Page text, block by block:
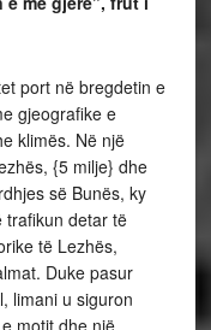
Kjo dhe për shkak të përdorimit të limanit të Kënallës, {tashmë lagunë}, sepse është shkëputur nga deti nga mbushjet me rërë. Në vitin 1688, emri Shëngjin vendoset dhe në hartat detare. Pamvarësisht nga pushtimi osman, përsëri shohim ndikimin venedikas në këtë liman, kështu në vitin 1720, Konsulli venecian Anton Duoda njoftonte, “askush nuk guxon të shkojë më në Berberi, {Tripoli}, se u shpall urdhëri që në brigjet e Tivarit, Valdanosit e Shëngjinit të Medues si dhe në grykën e Bunës, askush të mos guxojë të trazojë shtetasit venedikas, sepse i shkon koka…Ndërkaq tregu i brendshëm vazhdonte të ishte i ndarë në disa pjesë ndërkrahinore, si tregu i Shkodrës, Ulqinit, Tivarit, Lezhës, Obotit, ky asnjëri nuk gëzonte peshën specifike në raport me të tjerët. Rol parësor kishte Shkodra e lidhur ngushtë me Ulqinin, me një popullsi respektive, 40 mijë e 8 mijë banorë. Të dyja plotësonin njëra-tjetrën, pamvarësisht avantazheve dhe mangësive respektive. Gjithsesi përballë konkurrencës së tregëtisë evropiane fillojnë organizimet e ndërmarrjeve dhe shoqërive tregëtare. Kështu Lezha në gjysmën e dytë të shek.XIX, {viti 1830-1840}, kishte 110 dyqane. Kjo dhe për shkak të lidhjeve natyrore, lumi Buna me detin Adriatik e më gjere Shëngjin, Lezhë, Shkodër, me lidhje të dyfishta, tokësore e detaro-lumore, ku më e rëndësishme ishte Shkodra. Kjo qëndër e rëndësishme ekonomike e vendosur në mesin e një fushe, kishte në vartësi dhe tre skela të tjera të vogla si, Tivarin, Ulqinin dhe Shëngjinin. Mallrat ishin të ndryshme, psh. kripa, blihej në sasira të mëdha në kriporet e Kavajës, Vlorës e Santa Maura, dhe më pas transportohej me barka ulqinake në molet e Ulqinit, Tivarit e Shëngjinit, nga këtej me mjete të ndryshme e karvane në viset e tjera të Vilajetit të Shkodrës. Ndërkohë malësitë e rrethit të Lezhës e Mirditës, të mbuluara me pyje të dendura kishin sasi të mëdha druri ngjyrosës,{Skotane}, i cili eksportohej me anije franceze për në Marsejë e Ryan, nga moli i Shëngjinit, shkruan udhëtari Hecquard. Të tre molet, Ulqin, Tivar dhe Shëngjin kishin lidhje me portet mesdhetare gjatë shek.XIX-të. Natyrisht rol kryesor kishte limani i Ulqinit. Kështu në vitin 1818, Ulqini kishte 300 barka dhe 400 mjete lundruese, Shëngjini kishte shumë pak. Qendra kryesore ku strehohej kjo flotë ishte Valdanozi,{gjiri në veri të Ulqinit}, Porto Milena, Oboti, Shëngjini, etj. Shëngjini mori rëndësi kur në vitin 1858, pas përmbytjeve të mëdha, dega e lumit Drin u kthye në drejtim të Shkodrës. Në Shëngjin bregëzoheshin anije të mëdha ulqinake, austriake, greke, italiane, të cilat ngarkonin për në Tripoli, Tunizi, Aleksandri, portet italiane, etj. Kështu më 19 korrik 1855, në portin e Shëngjinit kishte 4 anije franceze që ngarkonin për në Marsejë. Deri para vitit 1878, porti i Shëngjinit kishte rol dytësor, por pas vendimeve famëkeqe të Kongresit të Berlinit më 1878, kur Tivari dhe Ulqini ju dhanë Malit të Zi, qendra e gravitetit kalon në Shëngjin dhe Durrës. Tregëtarët shkodranë u detyruan që krahas Obotit të përdornin dhe Shëngjinin, me 8-9 shtëpi. Ata ndërtuan pranë kësaj skele magazina dhe shtëpi të vogla përdhese, pra, një infrastrukturë minimale që mungonte. Gjithashtu në vitin 1879 skelën e Shëngjinit filluan ta preknin anijet e shoqërisë “Llojd” dhe të shoqërisë italiane “Pulja”. Roli i kësaj skele filloi të rritej. Ambasadori Francez Hekart thotë se 6 milje larg Lezhës arrihet në Shëngjin, një port i vogël që shërben si vendstrehim për anijet e Republikës së Venedikut. Praq